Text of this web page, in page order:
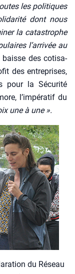
les poli­tiques
dont nous
la catas­trophe
l’arrivée au
baisse des coti­sa­
des entre­prises,
pour la Sécu­ri­té
l’impératif du
une à une ».
du Réseau